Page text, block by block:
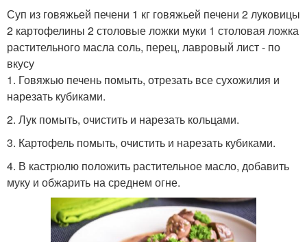
Суп из говяжьей печени 1 кг говяжьей печени 2 луковицы
2 картофелины 2 столовые ложки муки 1 столовая ложка
растительного масла соль, перец, лавровый лист - по
вкусу
1. Говяжью печень помыть, отрезать все сухожилия и
нарезать кубиками.
2. Лук помыть, очистить и нарезать кольцами.
3. Картофель помыть, очистить и нарезать кубиками.
4. В кастрюлю положить растительное масло, добавить
муку и обжарить на среднем огне.